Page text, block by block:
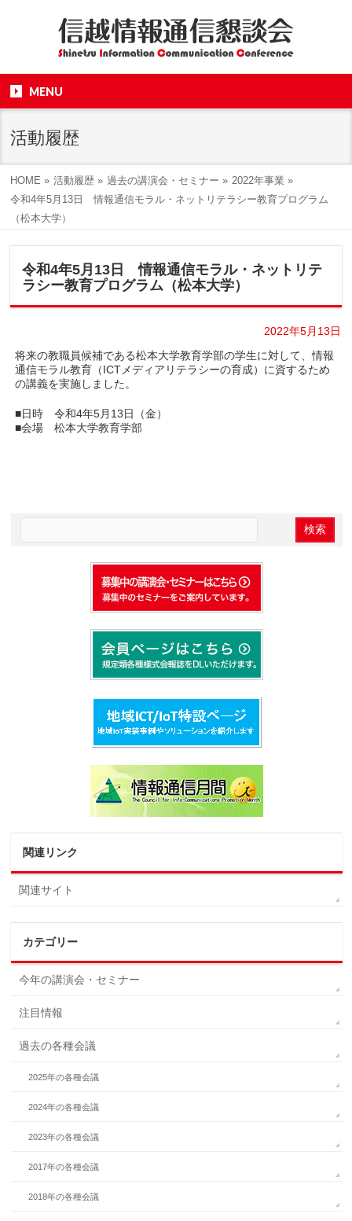
MENU
活動履歴
HOME » 活動履歴 » 過去の講演会・セミナー » 2022年事業 »
令和4年5月13日 情報通信モラル・ネットリテラシー教育プログラム
（松本大学）
令和4年5月13日 情報通信モラル・ネットリテ
ラシー教育プログラム（松本大学）
2022年5月13日
将来の教職員候補である松本大学教育学部の学生に対して、情報
通信モラル教育（ICTメディアリテラシーの育成）に資するため
の講義を実施しました。
■日時 令和4年5月13日（金）
■会場 松本大学教育学部
関連リンク
関連サイト
カテゴリー
今年の講演会・セミナー
注目情報
過去の各種会議
2025年の各種会議
2024年の各種会議
2023年の各種会議
2017年の各種会議
2018年の各種会議